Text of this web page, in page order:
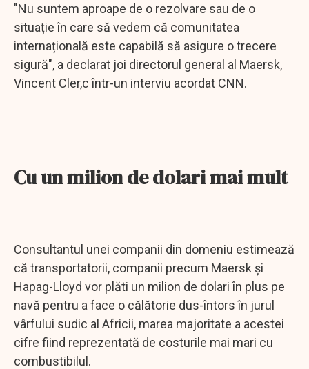
"Nu suntem aproape de o rezolvare sau de o
situație în care să vedem că comunitatea
internațională este capabilă să asigure o trecere
sigură", a declarat joi directorul general al Maersk,
Vincent Cler,c într-un interviu acordat CNN.
Cu un milion de dolari mai mult
Consultantul unei companii din domeniu estimează
că transportatorii, companii precum Maersk și
Hapag-Lloyd vor plăti un milion de dolari în plus pe
navă pentru a face o călătorie dus-întors în jurul
vârfului sudic al Africii, marea majoritate a acestei
cifre fiind reprezentată de costurile mai mari cu
combustibilul.